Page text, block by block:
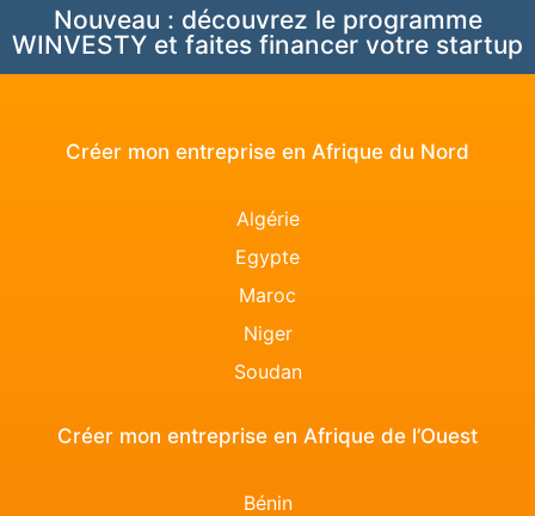
Nouveau : découvrez le programme
WINVESTY et faites financer votre startup
Créer mon entreprise en Afrique du Nord
Algérie
Egypte
Maroc
Niger
Soudan
Créer mon entreprise en Afrique de l’Ouest
Bénin